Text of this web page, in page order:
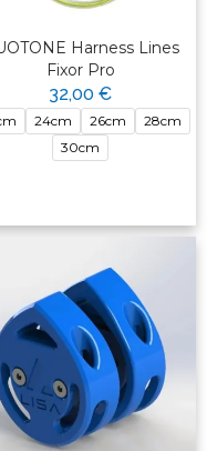
Harness Lines
Fixor Pro
32,00 €
24cm 26cm
28cm
30cm